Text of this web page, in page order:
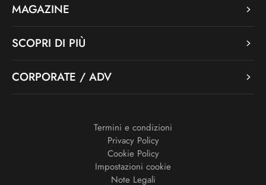
MAGAZINE
SCOPRI DI PIÙ
CORPORATE / ADV
Termini e condizioni
Privacy Policy
Cookie Policy
Impostazioni cookie
Note Legali